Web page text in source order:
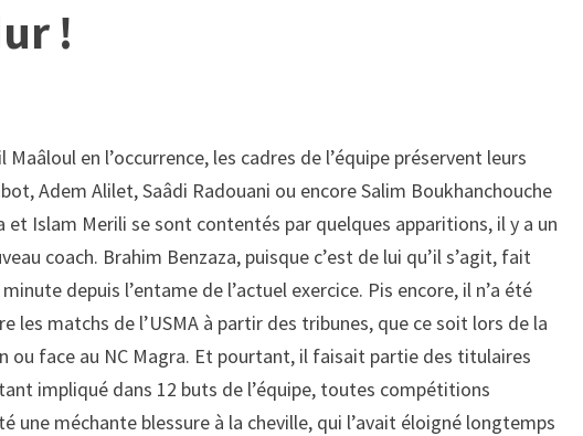
!
en l’occurrence, les cadres de l’équipe préservent leurs
Adem Alilet, Saâdi Radouani ou encore Salim Boukhanchouche
et Islam Merili se sont contentés par quelques apparitions, il y a un
coach. Brahim Benzaza, puisque c’est de lui qu’il s’agit, fait
depuis l’entame de l’actuel exercice. Pis encore, il n’a été
les matchs de l’USMA à partir des tribunes, que ce soit lors de la
ou face au NC Magra. Et pourtant, il faisait partie des titulaires
impliqué dans 12 buts de l’équipe, toutes compétitions
une méchante blessure à la cheville, qui l’avait éloigné longtemps